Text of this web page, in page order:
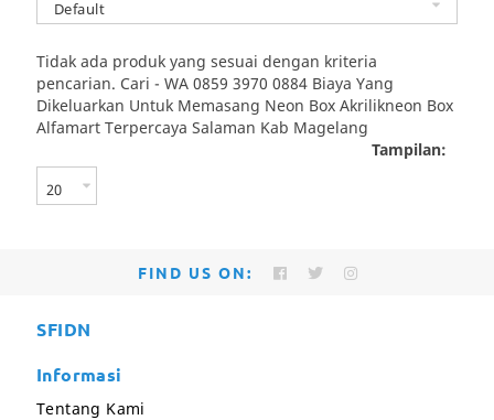
Tidak ada produk yang sesuai dengan kriteria
pencarian. Cari - WA 0859 3970 0884 Biaya Yang
Dikeluarkan Untuk Memasang Neon Box Akrilikneon Box
Alfamart Terpercaya Salaman Kab Magelang
Tampilan:
FIND US ON:
SFIDN
Informasi
Tentang Kami